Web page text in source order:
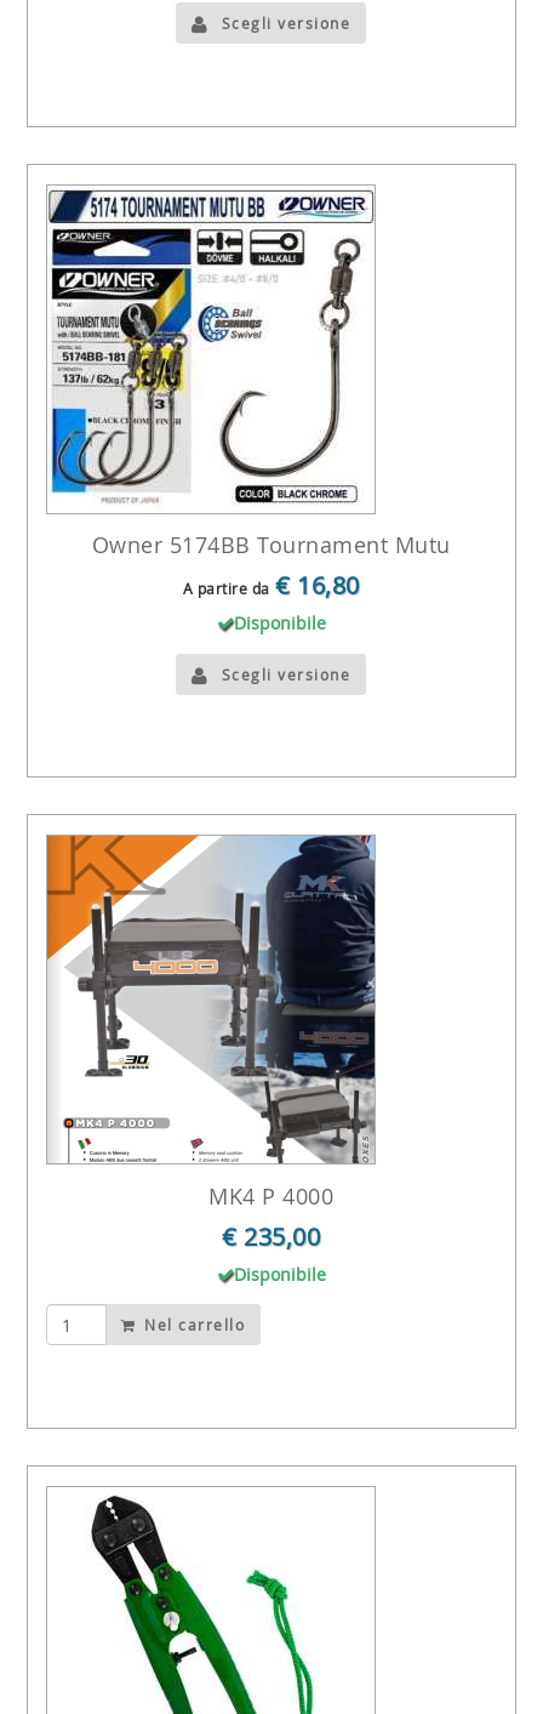
Scegli versione
Owner 5174BB Tournament Mutu
A partire da € 16,80
Disponibile
Scegli versione
MK4 P 4000
€ 235,00
Disponibile
Nel carrello